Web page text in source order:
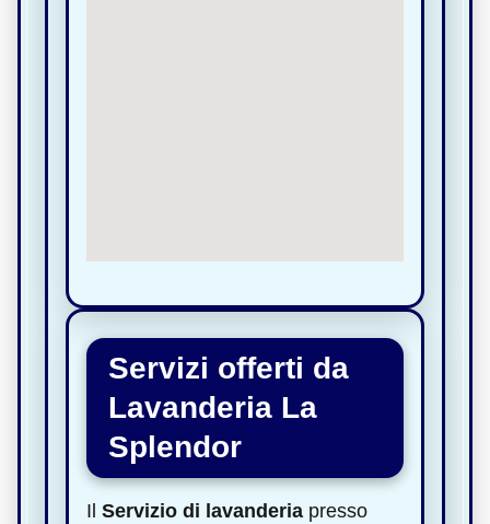
Servizi offerti da
Lavanderia La
Splendor
Il Servizio di lavanderia presso